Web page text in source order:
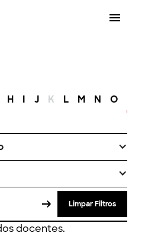
H I J K L M N O
Limpar Filtros
docentes.